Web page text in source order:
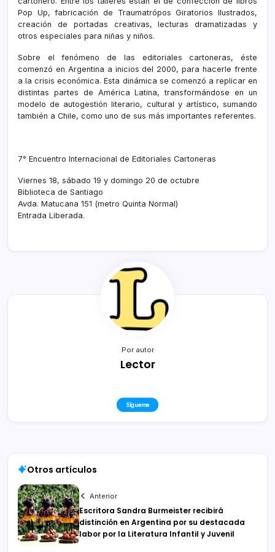
Pop Up, fabricación de Traumatrópos Giratorios Ilustrados,
creación de portadas creativas, lecturas dramatizadas y
otros especiales para niñas y niños.
Sobre el fenómeno de las editoriales cartoneras, éste
comenzó en Argentina a inicios del 2000, para hacerle frente
a la crisis económica. Esta dinámica se comenzó a replicar en
distintas partes de América Latina, transformándose en un
modelo de autogestión literario, cultural y artístico, sumando
también a Chile, como uno de sus más importantes referentes.
7° Encuentro Internacional de Editoriales Cartoneras
Viernes 18, sábado 19 y domingo 20 de octubre
Biblioteca de Santiago
Avda. Matucana 151 (metro Quinta Normal)
Entrada Liberada.
Por autor
Lector
Sígueme
Otros artículos
Anterior
Escritora Sandra Burmeister recibirá
distinción en Argentina por su destacada
labor por la Literatura Infantil y Juvenil